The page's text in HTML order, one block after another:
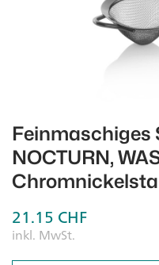
Feinmaschiges
NOCTURN,
21.15 CHF
inkl. MwSt.